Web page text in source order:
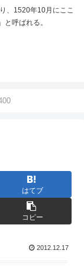
、1520年10月にここ
呼ばれる。
はてブ
コピー
2012.12.17